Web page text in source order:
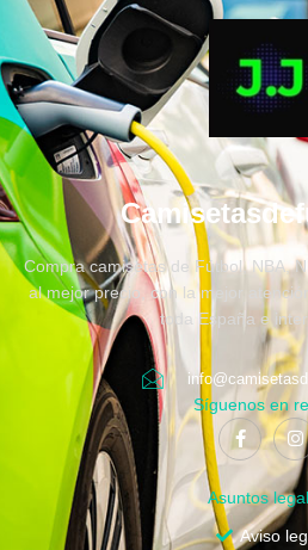
Compra camisetas de Fútbol, NBA,
al mejor precio, con la mejor
toda España e
Síguenos en
Asuntos
Aviso